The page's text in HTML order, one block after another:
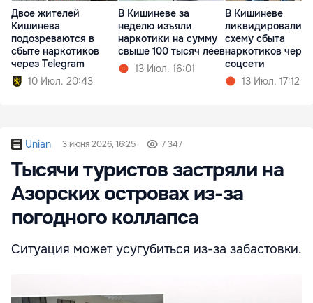
Двое жителей
Кишинева
подозреваются в
сбыте наркотиков
через Telegram
10 Июл. 20:43
В Кишиневе за
неделю изъяли
наркотики на сумму
свыше 100 тысяч леев
13 Июл. 16:01
В Кишиневе
ликвидировали
схему сбыта
наркотиков через
соцсети
13 Июл. 17:12
Unian 3 июня 2026, 16:25 7 347
Тысячи туристов застряли на
Азорских островах из-за
погодного коллапса
Ситуация может усугубиться из-за забастовки.